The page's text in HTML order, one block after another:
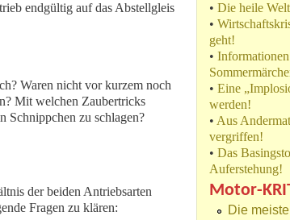
endgültig auf das Abstellgleis
Waren nicht vor kurzem noch
Mit welchen Zaubertricks
Schnippchen zu schlagen?
der beiden Antriebsarten
Fragen zu klären:
• Die heile
•
geht!
•
• Eine
werden!
• Aus
vergriffen!
• Das
Auferstehung!
Motor-
Die